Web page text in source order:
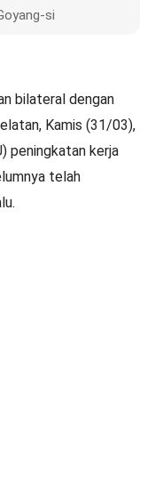
si
bilateral dengan
Kamis (31/03),
peningkatan kerja
telah